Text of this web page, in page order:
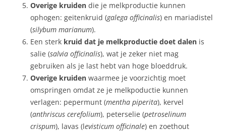
Overige kruiden die je melkproductie kunnen
ophogen: geitenkruid (galega officinalis) en mariadistel
(silybum marianum).
Een sterk kruid dat je melkproductie doet dalen is
salie (salvia officinalis), wat je zeker niet mag
gebruiken als je last hebt van hoge bloeddruk.
Overige kruiden waarmee je voorzichtig moet
omspringen omdat ze je melkpoductie kunnen
verlagen: pepermunt (mentha piperita), kervel
(anthriscus cerefolium), peterselie (petroselinum
crispum), lavas (levisticum officinale) en zoethout